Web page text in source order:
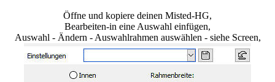
Öffne und kopiere deinen Misted-HG,
Bearbeiten-in eine Auswahl einfügen,
Auswahl - Ändern - Auswahlrahmen auswählen - siehe Screen,